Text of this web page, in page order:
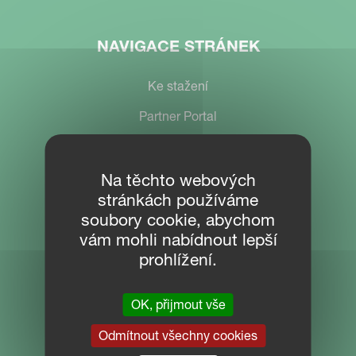
NAVIGACE STRÁNEK
Ke stažení
Partner Portal
KONTAKT
KVG CZECH s.r.o.
Přední výrobce zemědělské techniky
Košťálkova 1527
266 01 Beroun
Česká republika
Na těchto webových
stránkách používáme
soubory cookie, abychom
vám mohli nabídnout lepší
prohlížení.
OK, přijmout vše
Odmítnout všechny cookies